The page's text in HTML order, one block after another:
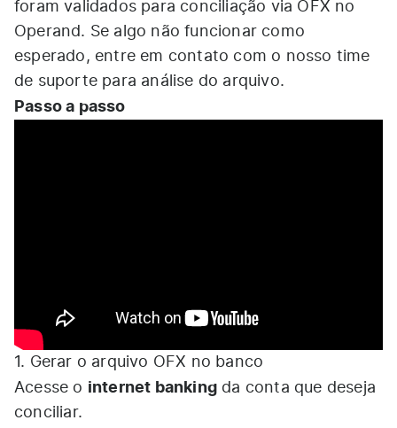
foram validados para conciliação via OFX no
Operand. Se algo não funcionar como
esperado, entre em contato com o nosso time
de suporte para análise do arquivo.
Passo a passo
1. Gerar o arquivo OFX no banco
Acesse o internet banking da conta que deseja
conciliar.